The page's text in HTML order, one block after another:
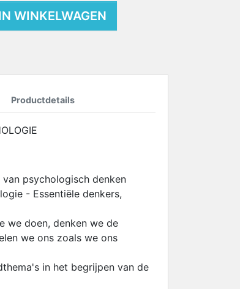
WINKELWAGEN
Productdetails
psychologisch denken
- Essentiële denkers,
we doen, denken we de
we ons zoals we ons
in het begrijpen van de